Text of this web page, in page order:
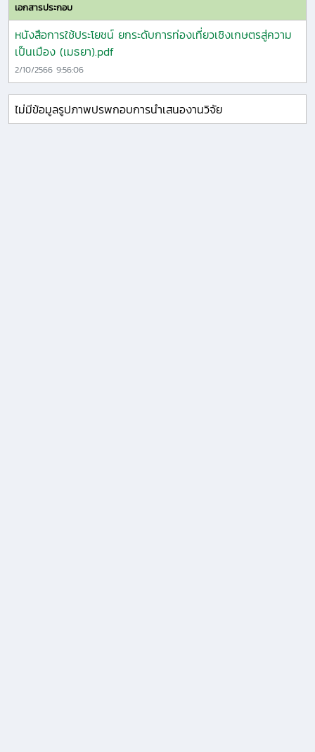
เอกสารประกอบ
หนังสือการใช้ประโยชน์ ยกระดับการท่องเที่ยวเชิงเกษตรสู่ความ
เป็นเมือง (เมธยา).pdf
2/10/2566 9:56:06
ไม่มีข้อมูลรูปภาพปรพกอบการนำเสนองานวิจัย